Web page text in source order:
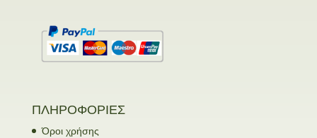
ΠΛΗΡΟΦΟΡΙΕΣ
Όροι χρήσης